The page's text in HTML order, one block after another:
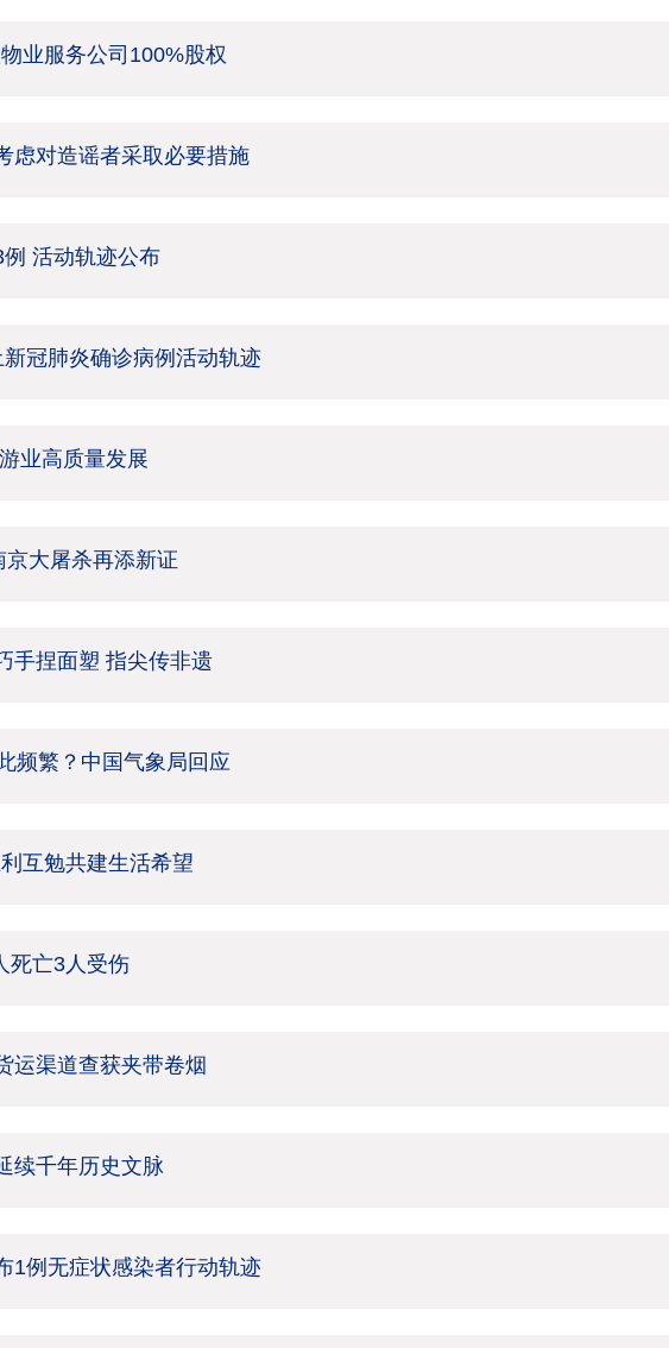
业服务公司100%股权
虑对造谣者采取必要措施
活动轨迹公布
冠肺炎确诊病例活动轨迹
业高质量发展
大屠杀再添新证
手捏面塑 指尖传非遗
频繁？中国气象局回应
互勉共建生活希望
死亡3人受伤
运渠道查获夹带卷烟
续千年历史文脉
1例无症状感染者行动轨迹